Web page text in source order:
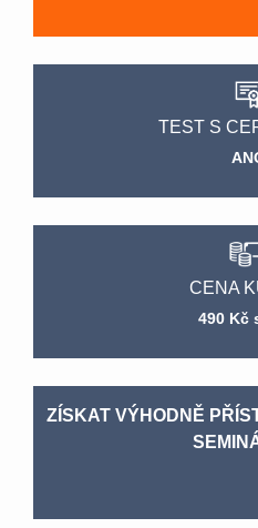
TEST S
CENA
490 Kč
ZÍSKAT VÝHODNĚ